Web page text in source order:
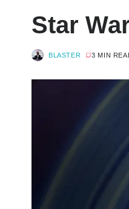
Star
BLASTER 3 MIN